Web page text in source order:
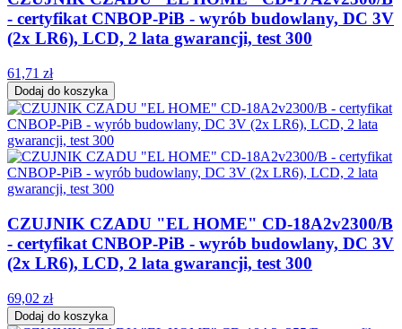
- certyfikat CNBOP-PiB - wyrób budowlany, DC 3V
(2x LR6), LCD, 2 lata gwarancji, test 300
61,71 zł
Dodaj do koszyka
CZUJNIK CZADU "EL HOME" CD-18A2v2300/B
- certyfikat CNBOP-PiB - wyrób budowlany, DC 3V
(2x LR6), LCD, 2 lata gwarancji, test 300
69,02 zł
Dodaj do koszyka